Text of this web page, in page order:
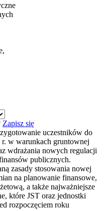
Zapisz się
uczestników do
w warunkach gruntownej
wdrażania nowych regulacji
publicznych.
zasady stosowania nowej
na planowanie finansowe,
a także najważniejsze
które JST oraz jednostki
rozpoczęciem roku